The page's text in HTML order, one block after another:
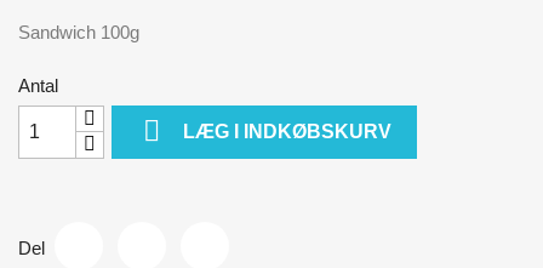
Sandwich 100g
Antal
 LÆG I INDKØBSKURV
Del